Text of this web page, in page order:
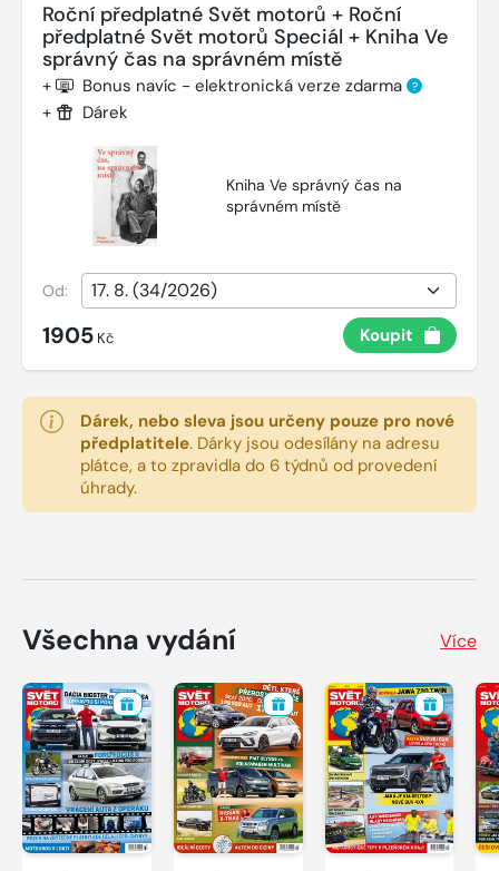
Roční předplatné Svět motorů + Roční
předplatné Svět motorů Speciál + Kniha Ve
správný čas na správném místě
+ Bonus navíc - elektronická verze zdarma ?
+ Dárek
Kniha Ve správný čas na
správném místě
Od:
1905 Kč Koupit
Dárek, nebo sleva jsou určeny pouze pro nové
předplatitele. Dárky jsou odesílány na adresu
plátce, a to zpravidla do 6 týdnů od provedení
úhrady.
Všechna vydání Více